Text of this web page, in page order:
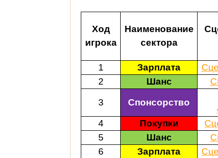
Ход
игрока
Наименование
сектора
1 Зарплата
2
Шанс
3 Спонсорство
4
Покупки
5
Шанс
6
Зарплата